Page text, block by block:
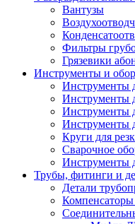
Вантузы
Фильтры
Грязевики
Инструменты и
Инструменты
Инструменты
Инструменты
Инструменты
Круги для
Сварочное
Инструменты
Трубы, фитинги и
Детали